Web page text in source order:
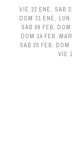
VIE 22 ENE, SÁB
DOM 31 ENE, LUN
SÁB 06 FEB,
DOM 14 FEB,
SÁB 20 FEB, DOM
VIE